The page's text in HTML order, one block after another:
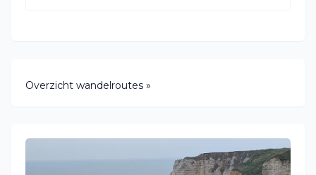
Overzicht wandelroutes »